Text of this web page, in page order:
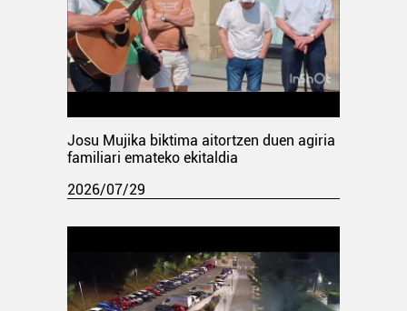
Josu Mujika biktima aitortzen duen agiria
familiari emateko ekitaldia
2026/07/29